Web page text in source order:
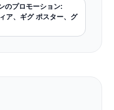
のプロモーション:
ア、ギグ ポスター、グ